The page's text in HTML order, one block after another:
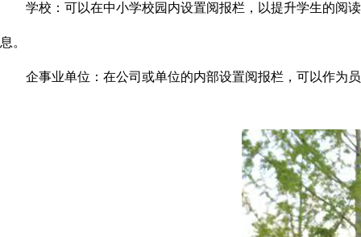
学校：可以在中小学校园内设置阅报栏，以提升学生的阅读
息。
企事业单位：在公司或单位的内部设置阅报栏，可以作为